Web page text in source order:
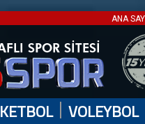
ANA
| VOLEYBOL